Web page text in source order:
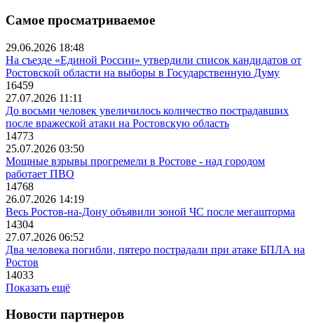
Самое просматриваемое
29.06.2026 18:48
На съезде «Единой России» утвердили список кандидатов от
Ростовской области на выборы в Государственную Думу
16459
27.07.2026 11:11
До восьми человек увеличилось количество пострадавших
после вражеской атаки на Ростовскую область
14773
25.07.2026 03:50
Мощные взрывы прогремели в Ростове - над городом
работает ПВО
14768
26.07.2026 14:19
Весь Ростов-на-Дону объявили зоной ЧС после мегашторма
14304
27.07.2026 06:52
Два человека погибли, пятеро пострадали при атаке БПЛА на
Ростов
14033
Показать ещё
Новости партнеров